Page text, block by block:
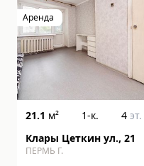
Аренда
21.1 м² 1-к. 4 эт.
Клары Цеткин ул., 21
ПЕРМЬ Г.